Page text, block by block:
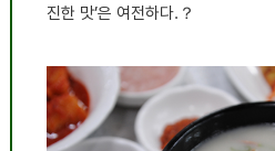
진한 맛’은 여전하다.？